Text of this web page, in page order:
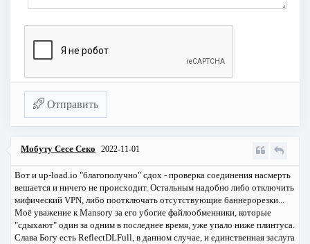
Отправить
Мобуту Сесе Секо 2022-11-01
Вот и up-load.io "благополучно" сдох - проверка соединения насмерть
вешается и ничего не происходит. Остальным надобно либо отключить
мифический VPN, либо поотключать отсутствующие баннерорезки...
Моё уважение к Mansory за его убогие файлообменники, которые
"сдыхают" один за одним в последнее время, уже упало ниже плинтуса.
Слава Богу есть ReflectDLFull, в данном случае, и единственная заслуга